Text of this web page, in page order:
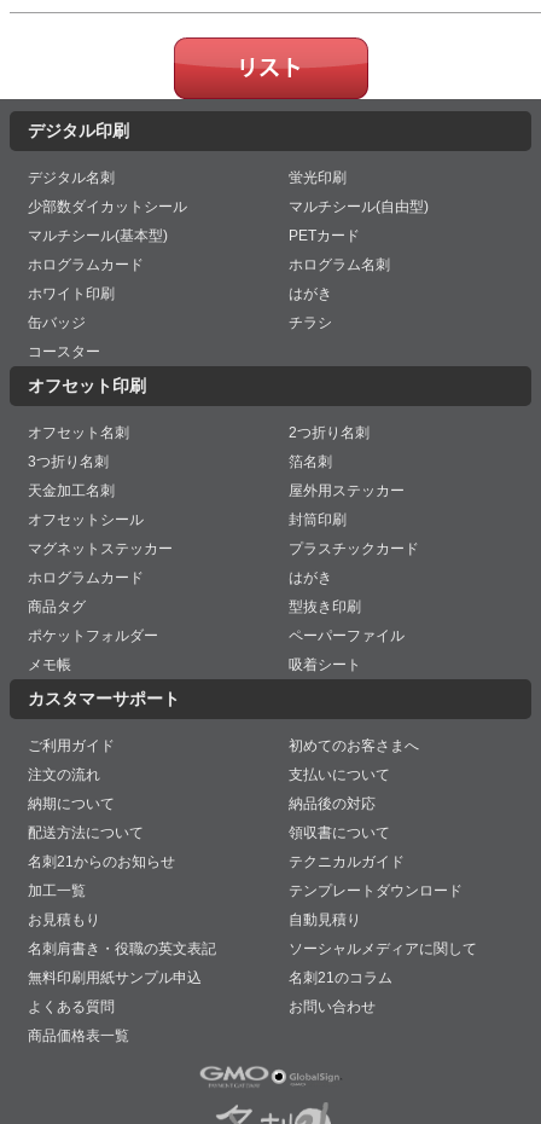
デジタル印刷
デジタル名刺
蛍光印刷
少部数ダイカットシール
マルチシール(自由型)
マルチシール(基本型)
PETカード
ホログラムカード
ホログラム名刺
ホワイト印刷
はがき
缶バッジ
チラシ
コースター
オフセット印刷
オフセット名刺
2つ折り名刺
3つ折り名刺
箔名刺
天金加工名刺
屋外用ステッカー
オフセットシール
封筒印刷
マグネットステッカー
プラスチックカード
ホログラムカード
はがき
商品タグ
型抜き印刷
ポケットフォルダー
ペーパーファイル
メモ帳
吸着シート
カスタマーサポート
ご利用ガイド
初めてのお客さまへ
注文の流れ
支払いについて
納期について
納品後の対応
配送方法について
領収書について
名刺21からのお知らせ
テクニカルガイド
加工一覧
テンプレートダウンロード
お見積もり
自動見積り
名刺肩書き・役職の英文表記
ソーシャルメディアに関して
無料印刷用紙サンプル申込
名刺21のコラム
よくある質問
お問い合わせ
商品価格表一覧